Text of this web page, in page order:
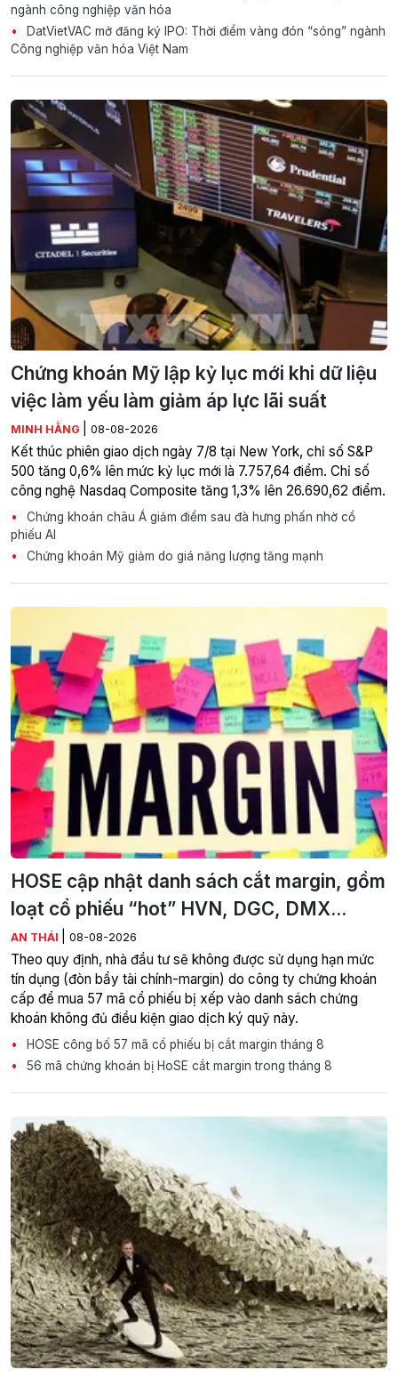
ngành công nghiệp văn hóa
DatVietVAC mở đăng ký IPO: Thời điểm vàng đón “sóng” ngành
Công nghiệp văn hóa Việt Nam
Chứng khoán Mỹ lập kỷ lục mới khi dữ liệu
việc làm yếu làm giảm áp lực lãi suất
MINH HẰNG 08-08-2026
Kết thúc phiên giao dịch ngày 7/8 tại New York, chỉ số S&P
500 tăng 0,6% lên mức kỷ lục mới là 7.757,64 điểm. Chỉ số
công nghệ Nasdaq Composite tăng 1,3% lên 26.690,62 điểm.
Chứng khoán châu Á giảm điểm sau đà hưng phấn nhờ cổ
phiếu AI
Chứng khoán Mỹ giảm do giá năng lượng tăng mạnh
HOSE cập nhật danh sách cắt margin, gồm
loạt cổ phiếu “hot” HVN, DGC, DMX...
AN THÁI 08-08-2026
Theo quy định, nhà đầu tư sẽ không được sử dụng hạn mức
tín dụng (đòn bẩy tài chính-margin) do công ty chứng khoán
cấp để mua 57 mã cổ phiếu bị xếp vào danh sách chứng
khoán không đủ điều kiện giao dịch ký quỹ này.
HOSE công bố 57 mã cổ phiếu bị cắt margin tháng 8
56 mã chứng khoán bị HoSE cắt margin trong tháng 8